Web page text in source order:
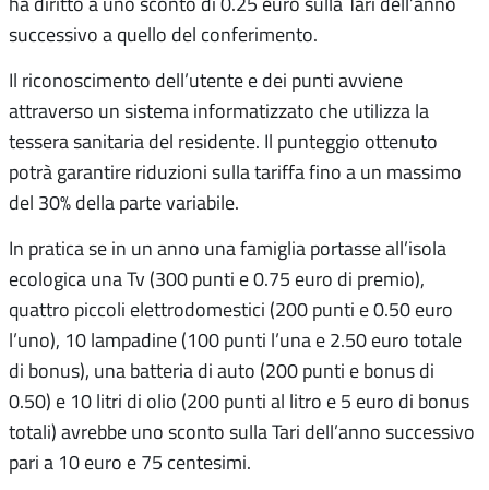
successivo a quello del conferimento.
Il riconoscimento dell’utente e dei punti avviene
attraverso un sistema informatizzato che utilizza la
tessera sanitaria del residente. Il punteggio ottenuto
potrà garantire riduzioni sulla tariffa fino a un massimo
del 30% della parte variabile.
In pratica se in un anno una famiglia portasse all’isola
ecologica una Tv (300 punti e 0.75 euro di premio),
quattro piccoli elettrodomestici (200 punti e 0.50 euro
l’uno), 10 lampadine (100 punti l’una e 2.50 euro totale
di bonus), una batteria di auto (200 punti e bonus di
0.50) e 10 litri di olio (200 punti al litro e 5 euro di bonus
totali) avrebbe uno sconto sulla Tari dell’anno successivo
pari a 10 euro e 75 centesimi.